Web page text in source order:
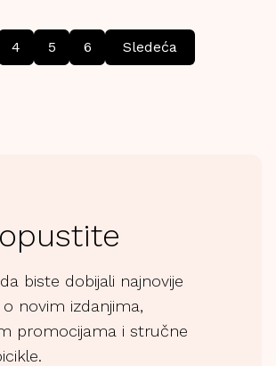
4 5 6 Sledeća
biste dobijali najnovije
novim izdanjima,
promocijama i stručne